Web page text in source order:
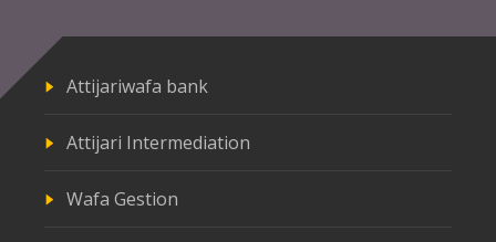
Attijariwafa bank
Attijari Intermediation
Wafa Gestion